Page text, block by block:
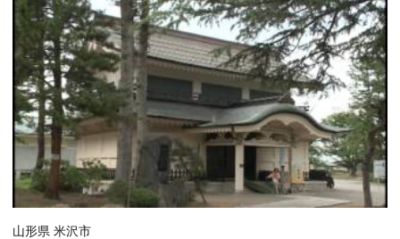
山形県 米沢市